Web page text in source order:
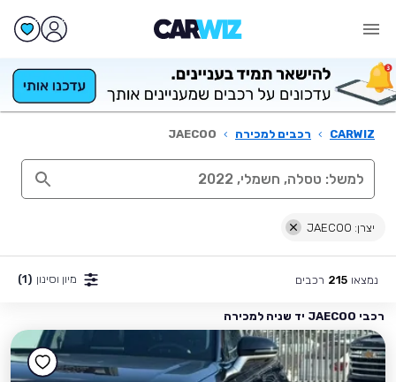
CARWIZ
› רכבים למכירה ›
JAECOO
יצרן: JAECOO
נמצאו 215 רכבים מיון וסינון (1)
רכבי JAECOO יד שניה למכירה